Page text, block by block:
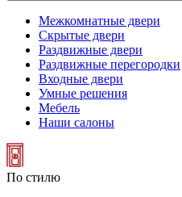
Межкомнатные двери
Скрытые двери
Раздвижные двери
Раздвижные перегородки
Входные двери
Умные решения
Мебель
Наши салоны
По стилю